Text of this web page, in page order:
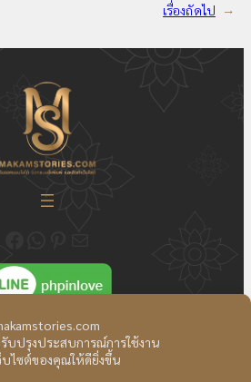
เรื่องถัดไป →
เรา|แผนที่เว็บไซต์